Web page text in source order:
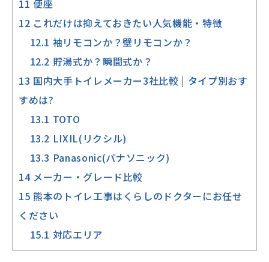
11 便座
12 これだけは抑えておきたい人気機能・特徴
12.1 袖リモコンか？壁リモコンか？
12.2 貯湯式か？瞬間式か？
13 国内大手トイレメーカー3社比較 | タイプ別おす
すめは?
13.1 TOTO
13.2 LIXIL(リクシル)
13.3 Panasonic(パナソニック)
14メーカー・グレード比較
15 熊本のトイレ工事はくらしのドクターにお任せ
ください
15.1 対応エリア